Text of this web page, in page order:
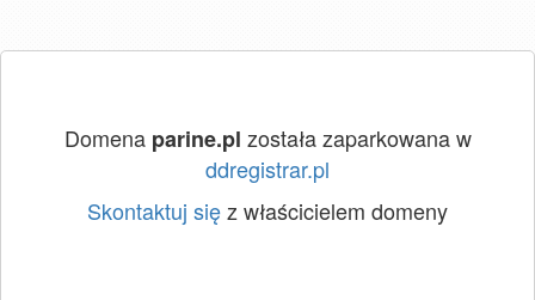
Domena parine.pl została zaparkowana w
ddregistrar.pl
Skontaktuj sięz właścicielem domeny